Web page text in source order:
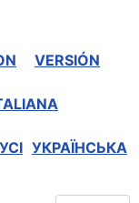
VERSIÓN
УКРАЇНСЬКА